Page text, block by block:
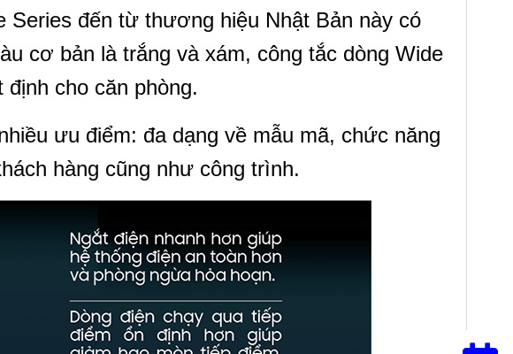
Series đến từ thương hiệu Nhật Bản này có
cơ bản là trắng và xám, công tắc dòng Wide
cho căn phòng.
ưu điểm: đa dạng về mẫu mã, chức năng
hàng cũng như công trình.